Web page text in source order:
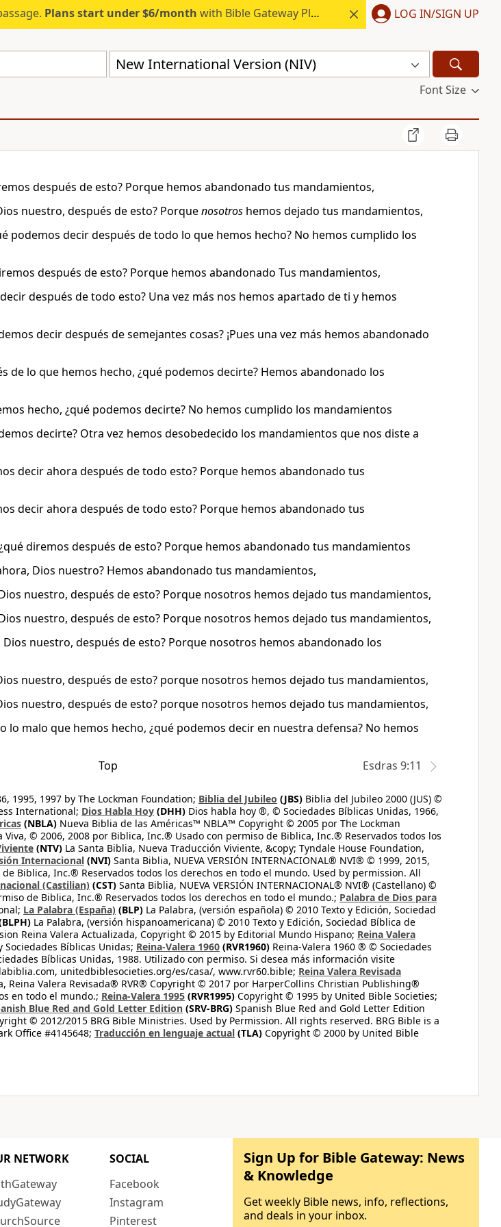
Plans start under $6/month with Bible Gateway Plus. LOG IN/SIGN UP
New International Version (NIV)
Font Size
después de esto? Porque hemos abandonado tus mandamientos,
nuestro, después de esto? Porquenosotros hemos dejado tus mandamientos,
podemos decir después de todo lo que hemos hecho? No hemos cumplido los
después de esto? Porque hemos abandonado Tus mandamientos,
después de todo esto? Una vez más nos hemos apartado de ti y hemos
decir después de semejantes cosas? ¡Pues una vez más hemos abandonado
de lo que hemos hecho, ¿qué podemos decirte? Hemos abandonado los
hecho, ¿qué podemos decirte? No hemos cumplido los mandamientos
decirte? Otra vez hemos desobedecido los mandamientos que nos diste a
decir ahora después de todo esto? Porque hemos abandonado tus
decir ahora después de todo esto? Porque hemos abandonado tus
diremos después de esto? Porque hemos abandonado tus mandamientos
Dios nuestro? Hemos abandonado tus mandamientos,
nuestro, después de esto? Porque nosotros hemos dejado tus mandamientos,
nuestro, después de esto? Porque nosotros hemos dejado tus mandamientos,
nuestro, después de esto? Porque nosotros hemos abandonado los
nuestro, después de esto? porque nosotros hemos dejado tus mandamientos,
nuestro, después de esto? porque nosotros hemos dejado tus mandamientos,
lo malo que hemos hecho, ¿qué podemos decir en nuestra defensa? No hemos
Top Esdras 9:11
1995, 1997 by The Lockman Foundation; Biblia del Jubileo (JBS) Biblia del Jubileo 2000 (JUS) ©
International; Dios Habla Hoy (DHH) Dios habla hoy ®, © Sociedades Bíblicas Unidas, 1966,
(NBLA) Nueva Biblia de las Américas™ NBLA™ Copyright © 2005 por The Lockman
Viva, © 2006, 2008 por Biblica, Inc.® Usado con permiso de Biblica, Inc.® Reservados todos los
(NTV) La Santa Biblia, Nueva Traducción Viviente, &copy; Tyndale House Foundation,
Internacional (NVI) Santa Biblia, NUEVA VERSIÓN INTERNACIONAL® NVI® © 1999, 2015,
Biblica, Inc.® Reservados todos los derechos en todo el mundo. Used by permission. All
(Castilian) (CST) Santa Biblia, NUEVA VERSIÓN INTERNACIONAL® NVI® (Castellano) ©
de Biblica, Inc.® Reservados todos los derechos en todo el mundo.; Palabra de Dios para
La Palabra (España) (BLP) La Palabra, (versión española) © 2010 Texto y Edición, Sociedad
La Palabra, (versión hispanoamericana) © 2010 Texto y Edición, Sociedad Bíblica de
Reina Valera Actualizada, Copyright © 2015 by Editorial Mundo Hispano; Reina Valera
Bíblicas Unidas; Reina-Valera 1960 (RVR1960) Reina-Valera 1960 ® © Sociedades
Bíblicas Unidas, 1988. Utilizado con permiso. Si desea más información visite
unitedbiblesocieties.org/es/casa/, www.rvr60.bible; Reina Valera Revisada
Reina Valera Revisada® RVR® Copyright © 2017 por HarperCollins Christian Publishing®
en todo el mundo.; Reina-Valera 1995 (RVR1995) Copyright © 1995 by United Bible Societies;
Blue Red and Gold Letter Edition (SRV-BRG) Spanish Blue Red and Gold Letter Edition
© 2012/2015 BRG Bible Ministries. Used by Permission. All rights reserved. BRG Bible is a
Office #4145648; Traducción en lenguaje actual (TLA) Copyright © 2000 by United Bible
NETWORK
SOCIAL
Facebook
Instagram
Pinterest
Sign Up for Bible Gateway: News
& Knowledge
Get weekly Bible news, info, reflections,
and deals in your inbox.